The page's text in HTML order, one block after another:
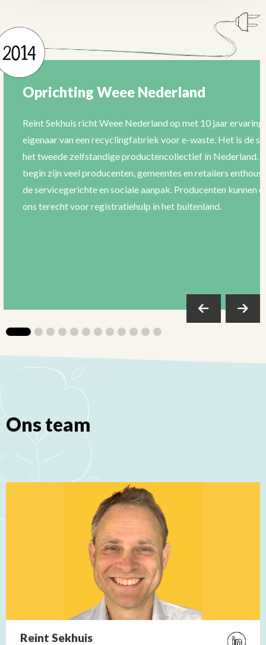
Oprichting Weee Nederland
Reint Sekhuis richt Weee Nederland op met 10 jaar ervaring
eigenaar van een recyclingfabriek voor e-waste. Het is de
het tweede zelfstandige productencollectief in Nederland.
begin zijn veel producenten, gemeentes en retailers
de servicegerichte en sociale aanpak. Producenten kunnen
ons terecht voor registratiehulp in het buitenland.
Ons team
Reint Sekhuis Bezoek